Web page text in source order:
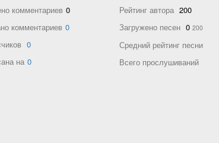
комментариев 0
комментариев 0
0
на 0
Рейтинг автора 200
Загружено песен 0 200
Средний рейтинг песни
Всего прослушиваний